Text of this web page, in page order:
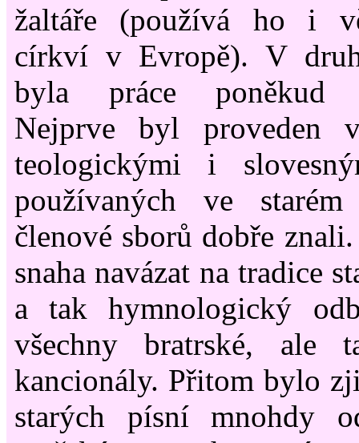
žaltáře (používá ho i
církví v Evropě). V
byla práce poněkud
Nejprve byl proveden
teologickými i
používaných ve
členové sborů dobře
snaha navázat na tradice
a tak hymnologický
všechny bratrské, ale
kancionály. Přitom bylo
starých písní mnohdy